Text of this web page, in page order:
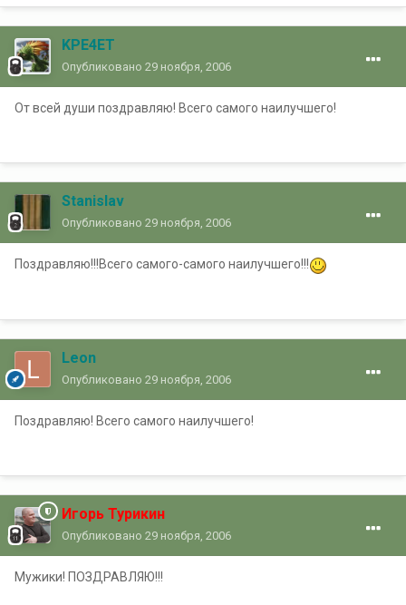
KPE4ET
Опубликовано 29 ноября, 2006
От всей души поздравляю! Всего самого наилучшего!
Stanislav
Опубликовано 29 ноября, 2006
Поздравляю!!!Всего самого-самого наилучшего!!!
Leon
Опубликовано 29 ноября, 2006
Поздравляю! Всего самого наилучшего!
Игорь Турикин
Опубликовано 29 ноября, 2006
Мужики! ПОЗДРАВЛЯЮ!!!